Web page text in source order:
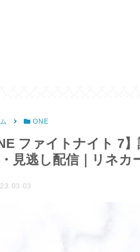
ONE
ファイトナイト 7
見逃し配信｜リネカ